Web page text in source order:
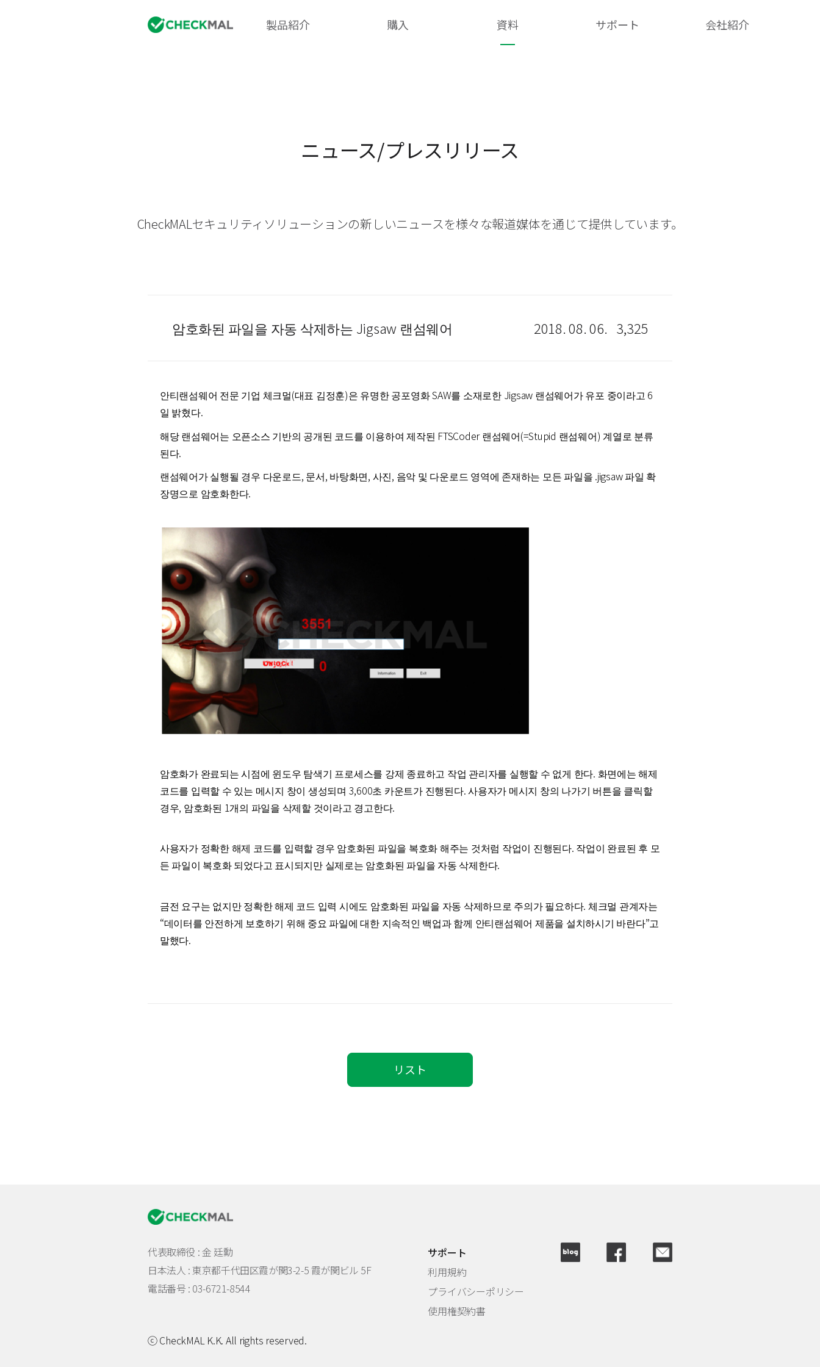
製品紹介 購入 資料 サポート 会社紹介​
ニュース/プレスリリース
CheckMALセキュリティソリューションの新しいニュースを様々な報道媒体を通じて提供しています。
암호화된 파일을 자동 삭제하는 Jigsaw 랜섬웨어 2018. 08. 06. 3,325
안티랜섬웨어 전문 기업 체크멀(대표 김정훈)은 유명한 공포영화 SAW를 소재로한 Jigsaw 랜섬웨어가 유포 중이라고 6
일 밝혔다.
해당 랜섬웨어는 오픈소스 기반의 공개된 코드를 이용하여 제작된 FTSCoder 랜섬웨어(=Stupid 랜섬웨어) 계열로 분류
된다.
랜섬웨어가 실행될 경우 다운로드, 문서, 바탕화면, 사진, 음악 및 다운로드 영역에 존재하는 모든 파일을 .jigsaw 파일 확
장명으로 암호화한다.
암호화가 완료되는 시점에 윈도우 탐색기 프로세스를 강제 종료하고 작업 관리자를 실행할 수 없게 한다. 화면에는 해제
코드를 입력할 수 있는 메시지 창이 생성되며 3,600초 카운트가 진행된다. 사용자가 메시지 창의 나가기 버튼을 클릭할
경우, 암호화된 1개의 파일을 삭제할 것이라고 경고한다.
사용자가 정확한 해제 코드를 입력할 경우 암호화된 파일을 복호화 해주는 것처럼 작업이 진행된다. 작업이 완료된 후 모
든 파일이 복호화 되었다고 표시되지만 실제로는 암호화된 파일을 자동 삭제한다.
금전 요구는 없지만 정확한 해제 코드 입력 시에도 암호화된 파일을 자동 삭제하므로 주의가 필요하다. 체크멀 관계자는
“데이터를 안전하게 보호하기 위해 중요 파일에 대한 지속적인 백업과 함께 안티랜섬웨어 제품을 설치하시기 바란다”고
말했다.
リスト
代表取締役 : 金 廷勳
日本法人 :東京都千代田区霞が関3-2-5 霞が関ビル 5F
電話番号 : 03-6721-8544
サポート
利用規約
プライバシーポリシー
使用権契約書
ⓒ CheckMAL K.K. All rights reserved.